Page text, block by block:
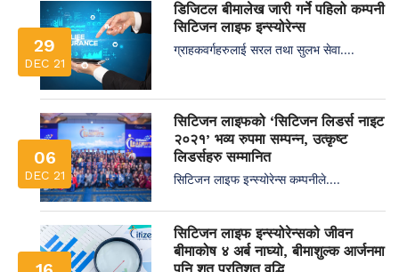
29
DEC 21
डिजिटल बीमालेख जारी गर्ने पहिलो कम्पनी
सिटिजन लाइफ इन्स्योरेन्स
ग्राहकवर्गहरुलाई सरल तथा सुलभ सेवा....
06
DEC 21
सिटिजन लाइफको ‘सिटिजन लिडर्स नाइट
२०२१’ भव्य रुपमा सम्पन्न, उत्कृष्ट
लिडर्सहरु सम्मानित
सिटिजन लाइफ इन्स्योरेन्स कम्पनीले....
सिटिजन लाइफ इन्स्योरेन्सको जीवन
बीमाकोष ४ अर्ब नाघ्यो, बीमाशुल्क आर्जनमा